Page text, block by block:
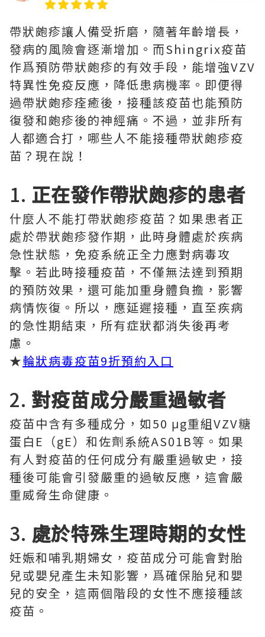
帶狀皰疹讓人備受折磨，隨著年齡增長，
發病的風險會逐漸增加。而Shingrix疫苗
作爲預防帶狀皰疹的有效手段，能增強VZV
特異性免疫反應，降低患病機率。即便得
過帶狀皰疹痊癒後，接種該疫苗也能預防
復發和皰疹後的神經痛。不過，並非所有
人都適合打，哪些人不能接種帶狀皰疹疫
苗？現在說！
1. 正在發作帶狀皰疹的患者
什麼人不能打帶狀皰疹疫苗？如果患者正
處於帶狀皰疹發作期，此時身體處於疾病
急性狀態，免疫系統正全力應對病毒攻
擊。若此時接種疫苗，不僅無法達到預期
的預防效果，還可能加重身體負擔，影響
病情恢復。所以，應延遲接種，直至疾病
的急性期結束，所有症狀都消失後再考
慮。
★輪狀病毒疫苗9折預約入口
2. 對疫苗成分嚴重過敏者
疫苗中含有多種成分，如50 μg重組VZV糖
蛋白E（gE）和佐劑系統AS01B等。如果
有人對疫苗的任何成分有嚴重過敏史，接
種後可能會引發嚴重的過敏反應，這會嚴
重威脅生命健康。
3. 處於特殊生理時期的女性
妊娠和哺乳期婦女，疫苗成分可能會對胎
兒或嬰兒產生未知影響，爲確保胎兒和嬰
兒的安全，這兩個階段的女性不應接種該
疫苗。